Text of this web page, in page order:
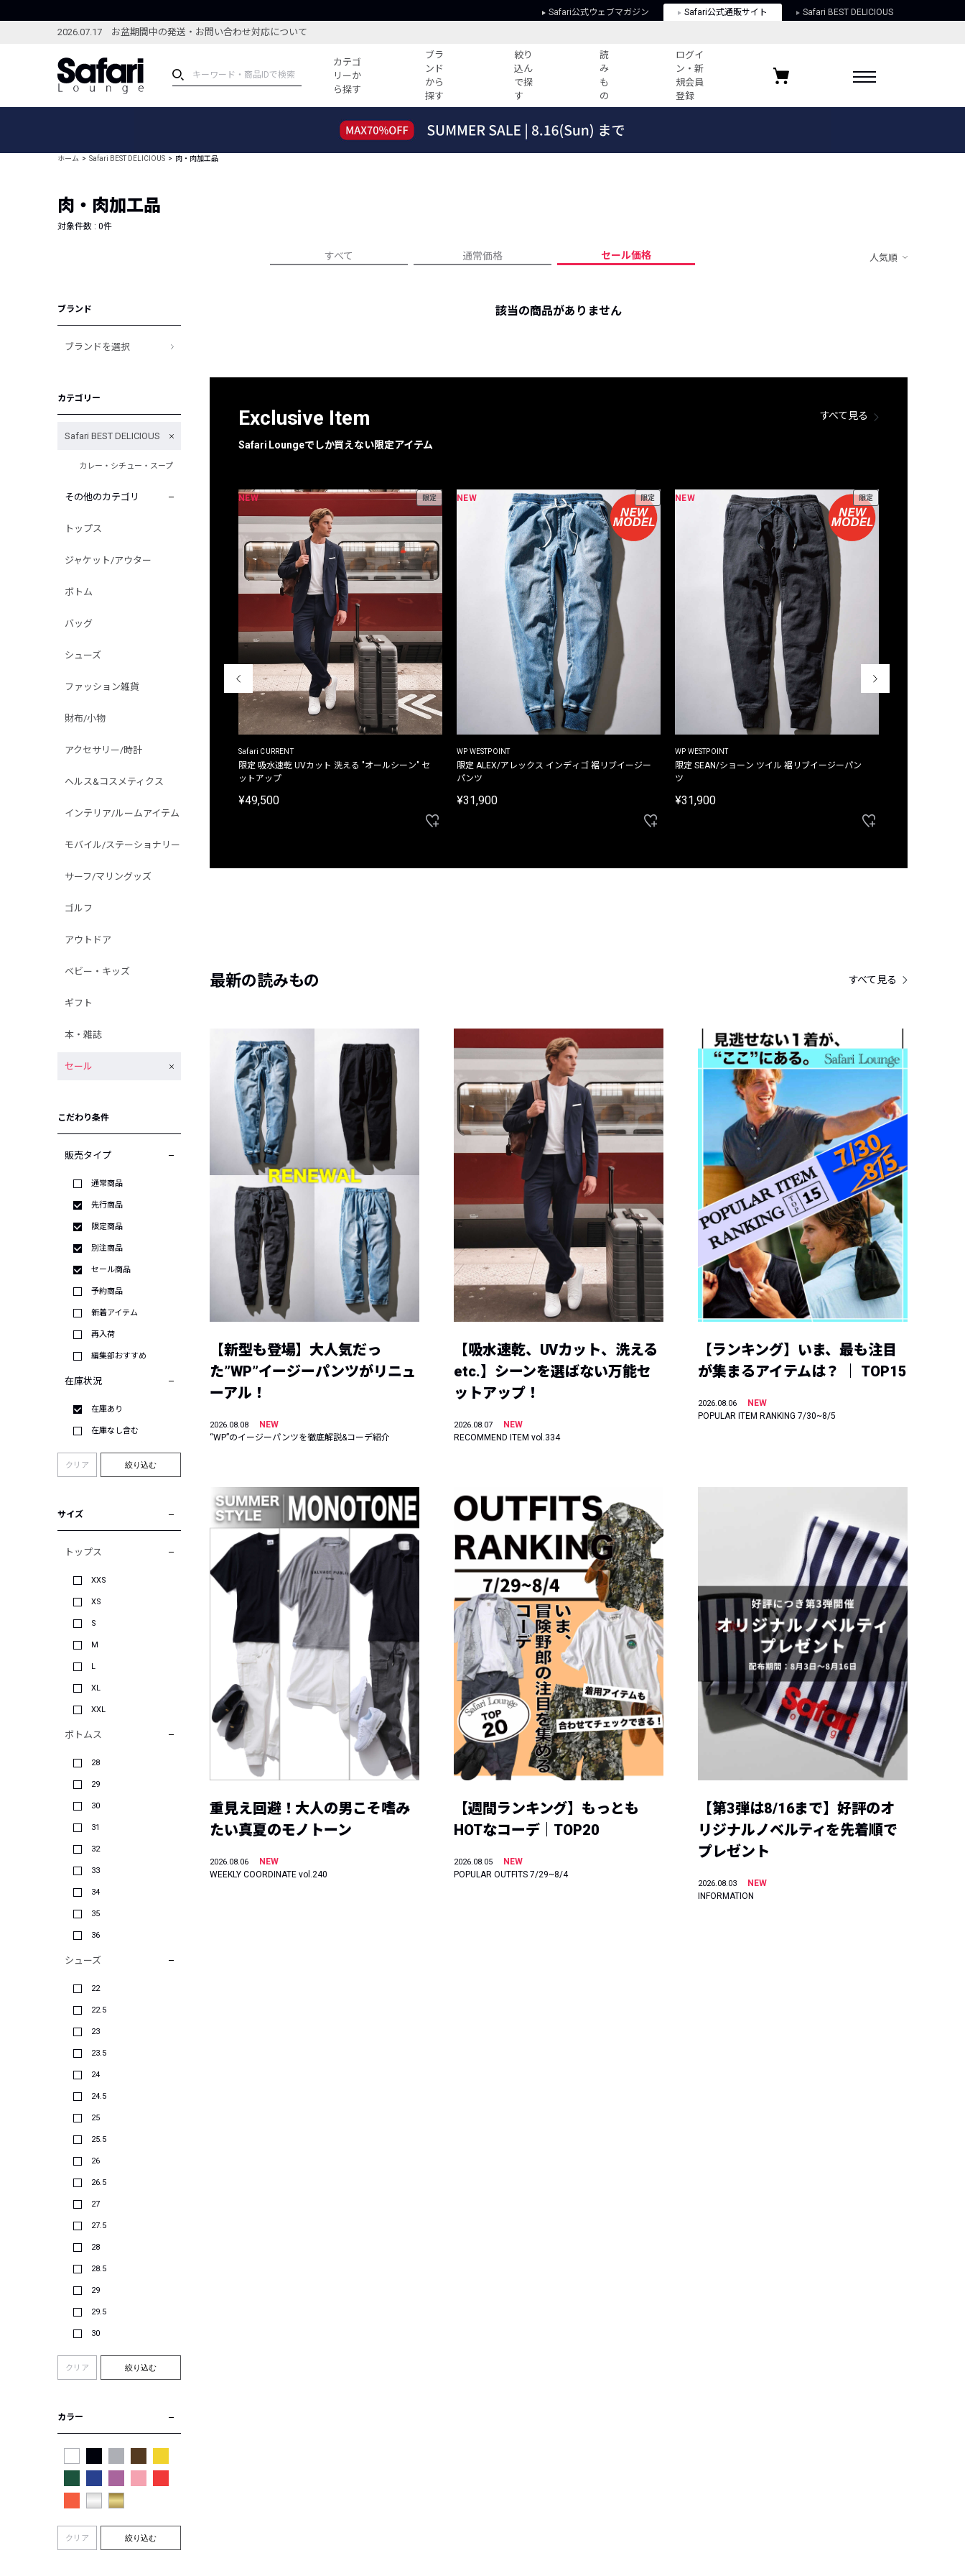
Safari公式ウェブマガジン Safari公式通販サイト Safari BEST DELICIOUS
2026.07.17 お盆期間中の発送・お問い合わせ対応について
カテゴ
リーか
ら探す
ブラ
ンド
から
探す
絞り
込ん
で探
す
読
み
も
の
ログイ
ン・新
規会員
登録
ブランドから探す
新着アイテム
編集部のおすすめアイテム
すべての記事
人気記事ランキング
フォーカスブランド
プライバシーポリシー
お気に入りブランド
ホーム Safari BEST DELICIOUS 肉・肉加工品
肉・肉加工品
対象件数 : 0件
すべて 通常価格 セール価格 人気順
ブランド
ブランドを選択
カテゴリー
Safari BEST DELICIOUS
カレー・シチュー・スープ
その他のカテゴリ
トップス
ジャケット/アウター
ボトム
バッグ
シューズ
ファッション雑貨
財布/小物
アクセサリー/時計
ヘルス&コスメティクス
インテリア/ルームアイテム
モバイル/ステーショナリー
サーフ/マリングッズ
ゴルフ
アウトドア
ベビー・キッズ
ギフト
本・雑誌
セール
こだわり条件
販売タイプ
通常商品
先行商品
限定商品
別注商品
セール商品
予約商品
新着アイテム
再入荷
編集部おすすめ
在庫状況
在庫あり
在庫なし含む
クリア 絞り込む
サイズ
トップス
XXS
XS
S
M
L
XL
XXL
ボトムス
28
29
30
31
32
33
34
35
36
シューズ
22
22.5
23
23.5
24
24.5
25
25.5
26
26.5
27
27.5
28
28.5
29
29.5
30
クリア 絞り込む
カラー
クリア 絞り込む
該当の商品がありません
Exclusive Item
Safari Loungeでしか買えない限定アイテム
すべて見る
NEW 限定
Safari CURRENT
限定 吸水速乾 UVカット 洗える "オールシーン" セ
ットアップ
¥49,500
NEW 限定
WP WESTPOINT
限定 ALEX/アレックス インディゴ 裾リブイージー
パンツ
¥31,900
NEW 限定
WP WESTPOINT
限定 SEAN/ショーン ツイル 裾リブイージーパン
ツ
¥31,900
最新の読みもの すべて見る
【新型も登場】大人気だっ
た”WP”イージーパンツがリニュ
ーアル！
2026.08.08
NEW
“WP”のイージーパンツを徹底解説&コーデ紹介
【吸水速乾、UVカット、洗える
etc.】シーンを選ばない万能セ
ットアップ！
2026.08.07
NEW
RECOMMEND ITEM vol.334
【ランキング】いま、最も注目
が集まるアイテムは？ ｜ TOP15
2026.08.06
NEW
POPULAR ITEM RANKING 7/30~8/5
重見え回避！大人の男こそ嗜み
たい真夏のモノトーン
2026.08.06
NEW
WEEKLY COORDINATE vol.240
【週間ランキング】もっとも
HOTなコーデ｜TOP20
2026.08.05
NEW
POPULAR OUTFITS 7/29~8/4
【第3弾は8/16まで】好評のオ
リジナルノベルティを先着順で
プレゼント
2026.08.03
NEW
INFORMATION